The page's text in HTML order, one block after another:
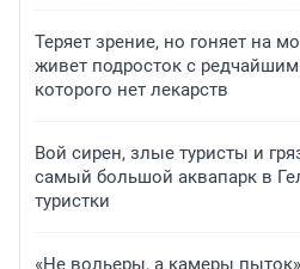
Теряет зрение, но гоняет на
живет подросток с
которого нет лекарств
Вой сирен, злые туристы и
самый большой аквапарк в
туристки
«Не вольеры, а камеры